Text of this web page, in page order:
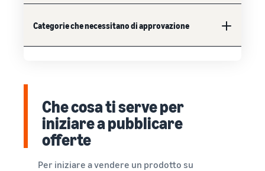
Categorie che necessitano di approvazione
Che cosa ti serve per
iniziare a pubblicare
offerte
Per iniziare avendere un prodotto su